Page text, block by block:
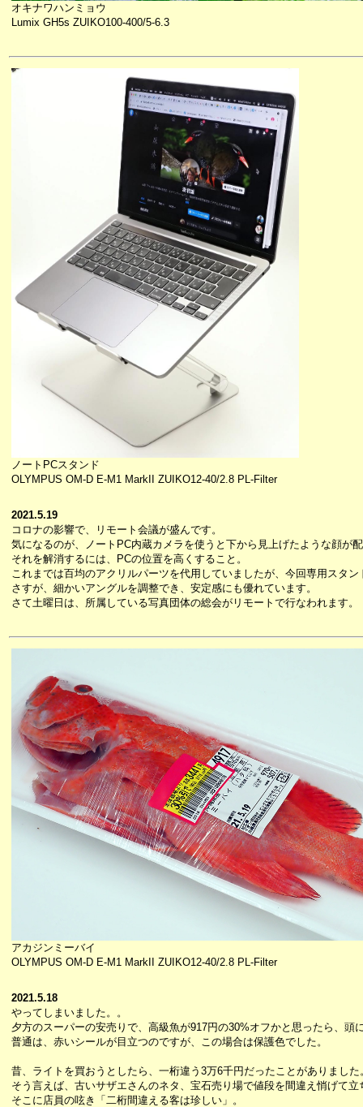
オキナワハンミョウ
Lumix GH5s ZUIKO100-400/5-6.3
ノートPCスタンド
OLYMPUS OM-D E-M1 MarkII ZUIKO12-40/2.8 PL-Filter
2021.5.19
コロナの影響で、リモート会議が盛んです。
気になるのが、ノートPC内蔵カメラを使うと下から見上げたような顔が
それを解消するには、PCの位置を高くすること。
これまでは百均のアクリルパーツを代用していましたが、今回専用スタ
さすが、細かいアングルを調整でき、安定感にも優れています。
さて土曜日は、所属している写真団体の総会がリモートで行なわれます。
アカジンミーバイ
OLYMPUS OM-D E-M1 MarkII ZUIKO12-40/2.8 PL-Filter
2021.5.18
やってしまいました。。
夕方のスーパーの安売りで、高級魚が917円の30%オフかと思ったら、頭
普通は、赤いシールが目立つのですが、この場合は保護色でした。
昔、ライトを買おうとしたら、一桁違う3万6千円だったことがありました
そう言えば、古いサザエさんのネタ、宝石売り場で値段を間違え悄げて
そこに店員の呟き「二桁間違える客は珍しい」。